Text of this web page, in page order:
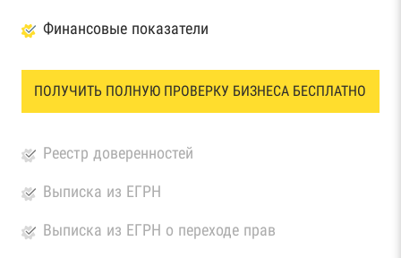
Финансовые показатели
ПОЛУЧИТЬ ПОЛНУЮ ПРОВЕРКУ БИЗНЕСА БЕСПЛАТНО
Реестр доверенностей
Выписка из ЕГРН
Выписка из ЕГРН о переходе прав